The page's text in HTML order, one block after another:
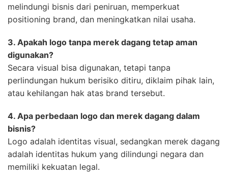
melindungi bisnis dari peniruan, memperkuat
positioning brand, dan meningkatkan nilai usaha.
3. Apakah logo tanpa merek dagang tetap aman
digunakan?
Secara visual bisa digunakan, tetapi tanpa
perlindungan hukum berisiko ditiru, diklaim pihak lain,
atau kehilangan hak atas brand tersebut.
4. Apa perbedaan logo dan merek dagang dalam
bisnis?
Logo adalah identitas visual, sedangkan merek dagang
adalah identitas hukum yang dilindungi negara dan
memiliki kekuatan legal.